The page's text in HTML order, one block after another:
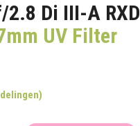
Di III-A RXD
UV Filter